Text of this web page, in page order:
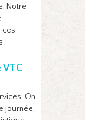
Notre
ces
VTC
On
journée,